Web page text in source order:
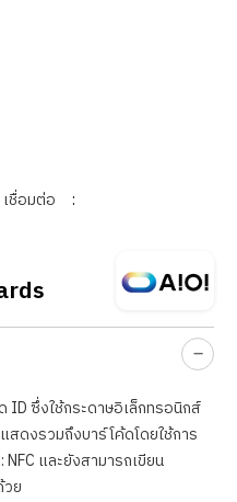
ชื่อมต่อ
:
ID ซึ่งใช้กระดาษอิเล็กทรอนิกส์
สดงรวมถึงบาร์โค้ดโดยใช้การ
และยังสามารถเขียน
ย